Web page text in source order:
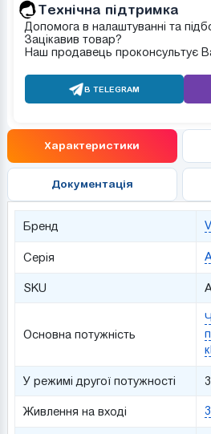
Tехнічна підтримка
Допомога в налаштуванні та
Зацікавив товар?
Наш продавець проконсультує
В TELEGRAM
Характеристики
Документація
Бренд
Серія
SKU
Основна потужність
У режимі другої потужності
Живлення на вході